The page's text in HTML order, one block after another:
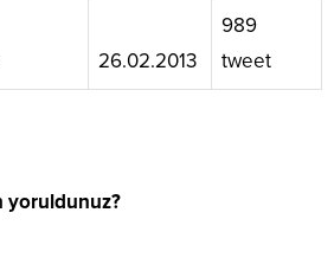
26.02.2013
989
tweet
yoruldunuz?